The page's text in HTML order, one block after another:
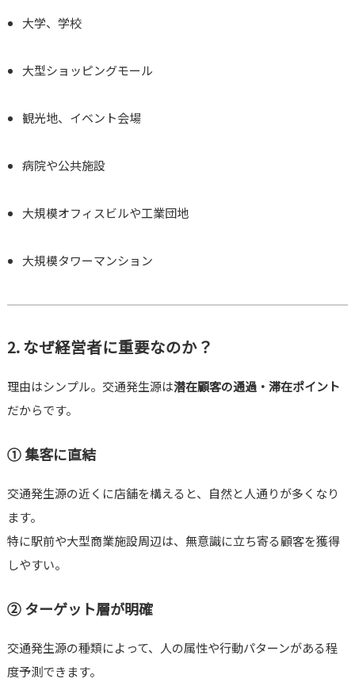
大学、学校
大型ショッピングモール
観光地、イベント会場
病院や公共施設
大規模オフィスビルや工業団地
大規模タワーマンション
2. なぜ経営者に重要なのか？
理由はシンプル。交通発生源は潜在顧客の通過・滞在ポイント
だからです。
① 集客に直結
交通発生源の近くに店舗を構えると、自然と人通りが多くなり
ます。
特に駅前や大型商業施設周辺は、無意識に立ち寄る顧客を獲得
しやすい。
② ターゲット層が明確
交通発生源の種類によって、人の属性や行動パターンがある程
度予測できます。